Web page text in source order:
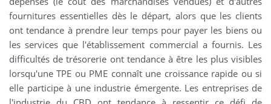
fournitures essentielles dès le départ, alors que les clients
ont tendance à prendre leur temps pour payer les biens ou
les services que l'établissement commercial a fournis. Les
difficultés de trésorerie ont tendance à être les plus visibles
lorsqu'une TPE ou PME connaît une croissance rapide ou si
elle participe à une industrie émergente. Les entreprises de